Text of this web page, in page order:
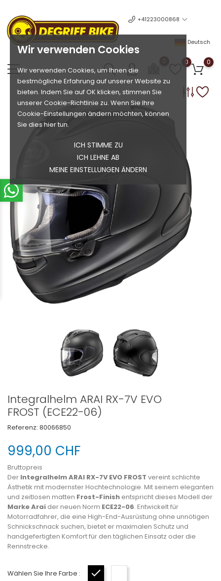
Wir verwenden Cookies
Wir verwenden Cookies, um Ihnen die
bestmögliche Erfahrung auf unserer Website zu
bieten. Indem Sie auf OK klicken, stimmen Sie
unserer Cookie-Richtlinie zu. Wenn Sie Ihre
Cookie-Einstellungen ändern möchten, können
Sie dies hier tun.
ICH STIMME ZU
ICH LEHNE AB
MEINE EINSTELLUNGEN ÄNDERN
+41223000868
Deutsch
0 0
Integralhelm ARAI RX-7V EVO
FROST (ECE22-06)
Referenz: 80066850
999,00 CHF
Bruttopreis
Der Integralhelm ARAI RX-7V EVO FROST vereint schlichte
Ästhetik mit modernster Hochtechnologie. Mit seinem eleganten
und zeitlosen matten Frost-Finish entspricht dieses Modell der
Marke Arai der neuen Norm ECE22-06. Entwickelt für
Motorradfahrer, die eine High-End-Ausrüstung ohne unnötigen
Schnickschnack suchen, bietet er maximalen Schutz und
handgefertigten Komfort für den täglichen Einsatz oder die
Rennstrecke.
Wählen Sie Ihre Farbe :